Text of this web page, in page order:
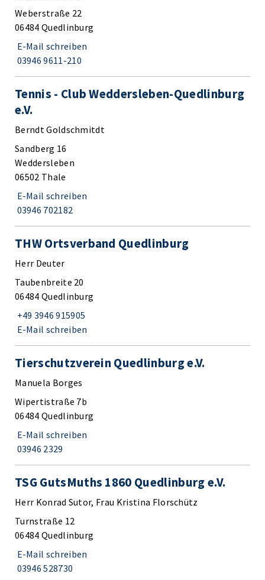
Weberstraße 22
06484 Quedlinburg
E-Mail schreiben
03946 9611-210
Tennis - Club Weddersleben-Quedlinburg
e.V.
Berndt Goldschmitdt
Sandberg 16
Weddersleben
06502 Thale
E-Mail schreiben
03946 702182
THW Ortsverband Quedlinburg
Herr Deuter
Taubenbreite 20
06484 Quedlinburg
+49 3946 915905
E-Mail schreiben
Tierschutzverein Quedlinburg e.V.
Manuela Borges
Wipertistraße 7b
06484 Quedlinburg
E-Mail schreiben
03946 2329
TSG GutsMuths 1860 Quedlinburg e.V.
Herr Konrad Sutor, Frau Kristina Florschütz
Turnstraße 12
06484 Quedlinburg
E-Mail schreiben
03946 528730